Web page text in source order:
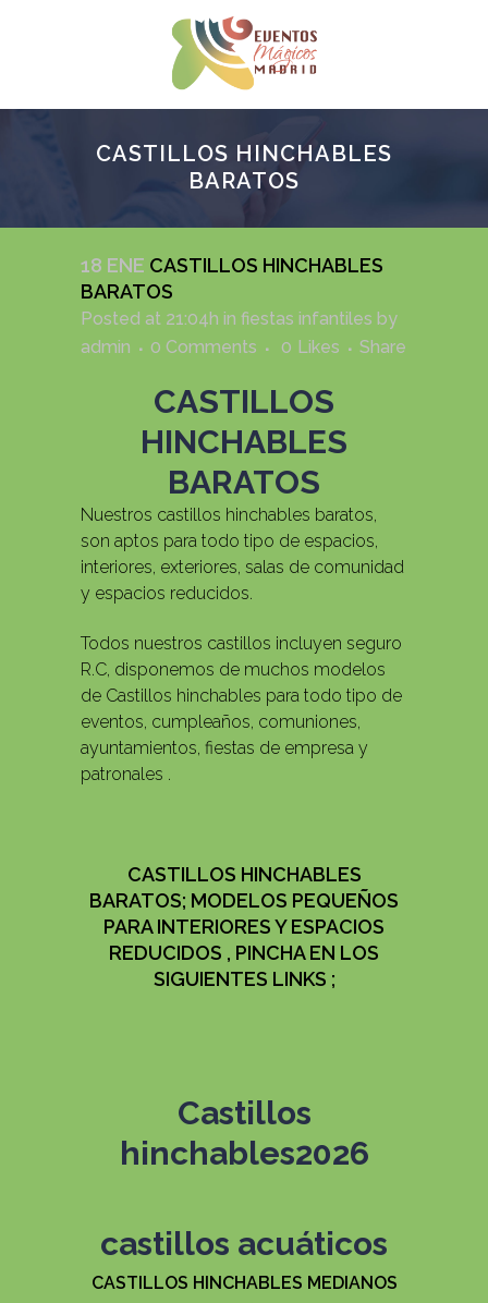
CASTILLOS HINCHABLES
BARATOS
18 ENE CASTILLOS HINCHABLES
BARATOS
Posted at 21:04h in fiestas infantiles by
admin
0 Comments 0 Likes Share
CASTILLOS
HINCHABLES
BARATOS
Nuestros castillos hinchables baratos,
son aptos para todo tipo de espacios,
interiores, exteriores, salas de comunidad
y espacios reducidos.
Todos nuestros castillos incluyen seguro
R.C, disponemos de muchos modelos
de Castillos hinchables para todo tipo de
eventos, cumpleaños, comuniones,
ayuntamientos, fiestas de empresa y
patronales .
CASTILLOS HINCHABLES
BARATOS; MODELOS PEQUEÑOS
PARA INTERIORES Y ESPACIOS
REDUCIDOS , PINCHA EN LOS
SIGUIENTES LINKS ;
Castillos
hinchables2026
castillos acuáticos
CASTILLOS HINCHABLES MEDIANOS